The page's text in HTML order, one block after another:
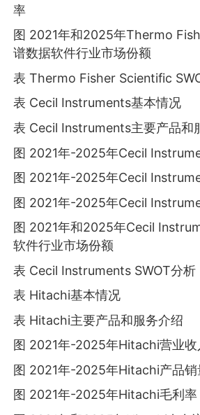
率
图 2021年和2025年Thermo
谱数据软件行业市场份额
表 Thermo Fisher Scientific
表 Cecil Instruments基本情况
表 Cecil Instruments主要产品和
图 2021年-2025年Cecil
图 2021年-2025年Cecil
图 2021年-2025年Cecil
图 2021年和2025年Cecil
软件行业市场份额
表 Cecil Instruments SWOT分析
表 Hitachi基本情况
表 Hitachi主要产品和服务介绍
图 2021年-2025年Hitachi营业收
图 2021年-2025年Hitachi产品销
图 2021年-2025年Hitachi毛利率